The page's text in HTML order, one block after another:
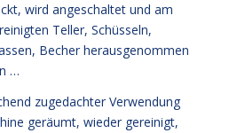
wird angeschaltet und am
Teller, Schüsseln,
Becher herausgenommen
…
zugedachter Verwendung
geräumt, wieder gereinigt,